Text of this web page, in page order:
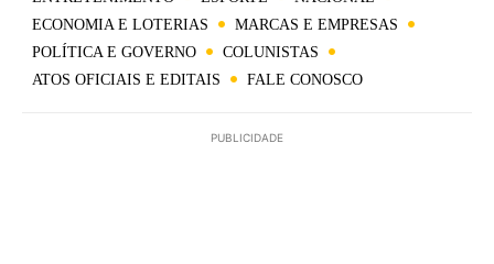
ECONOMIA E LOTERIAS
MARCAS E EMPRESAS
POLÍTICA E GOVERNO
COLUNISTAS
ATOS OFICIAIS E EDITAIS
FALE CONOSCO
PUBLICIDADE